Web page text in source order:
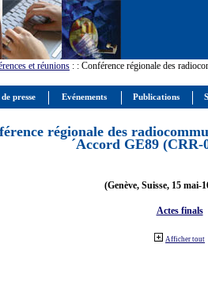
et réunions : : Conférence régionale des
régionale des
´Accord GE89 (CRR-
(Genève, Suisse, 15 mai-
Actes finals
Afficher tout
presse Evénements Publications